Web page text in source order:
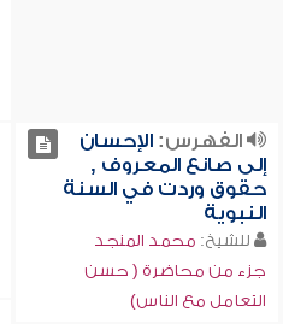
الفهرس:الإحسان
إلى صانع المعروف ,
حقوق وردت في السنة
النبوية
للشيخ: محمد المنجد
جزء من محاضرة ( حسن
التعامل مع الناس)